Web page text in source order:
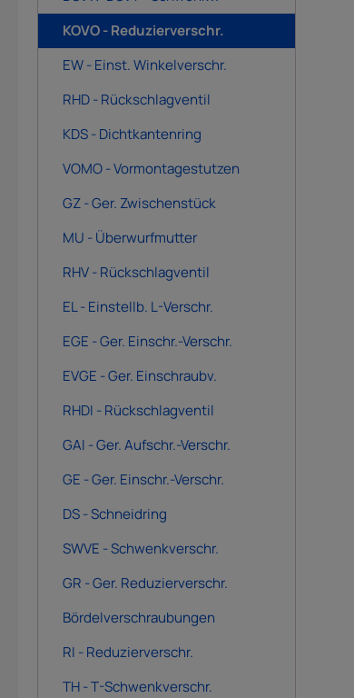
KOVO - Reduzierverschr.
EW - Einst. Winkelverschr.
RHD - Rückschlagventil
KDS - Dichtkantenring
VOMO - Vormontagestutzen
GZ - Ger. Zwischenstück
MU - Überwurfmutter
RHV - Rückschlagventil
EL - Einstellb. L-Verschr.
EGE - Ger. Einschr.-Verschr.
EVGE - Ger. Einschraubv.
RHDI - Rückschlagventil
GAI - Ger. Aufschr.-Verschr.
GE - Ger. Einschr.-Verschr.
DS - Schneidring
SWVE - Schwenkverschr.
GR - Ger. Reduzierverschr.
Bördelverschraubungen
RI - Reduzierverschr.
TH - T-Schwenkverschr.